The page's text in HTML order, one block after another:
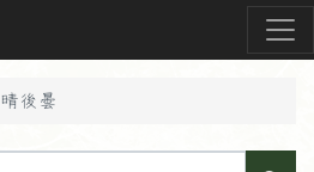
晴後曇